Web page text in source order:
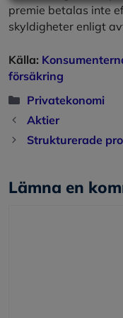
premie betalas inte
skyldigheter enligt
Källa:
försäkring
Kategorier
Privatekonomi
Aktier
Strukturerade
Lämna en